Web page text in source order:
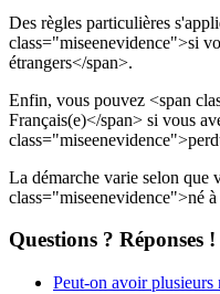
Des règles particulières
class="miseenevidence">si
étrangers</span>.
Enfin, vous pouvez <span
Français(e)</span> si vous
La démarche varie selon que
class="miseenevidence">né
Questions ? Réponses !
Peut-on avoir plusieurs